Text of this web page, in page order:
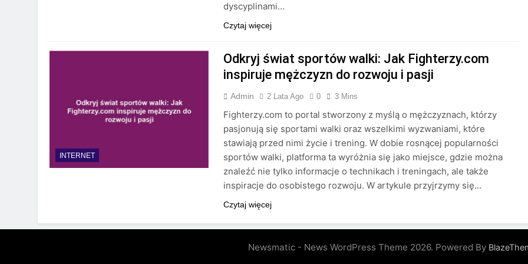
dyscyplinami…
Czytaj więcej
INTERNET
Odkryj świat sportów walki: Jak Fighterzy.com
inspiruje mężczyzn do rozwoju i pasji
Admin 2 Lata Ago 0 3 Mins
Fighterzy.com to portal stworzony z myślą o mężczyznach, którzy
pasjonują się sportami walki oraz wszelkimi wyzwaniami, które
stawiają przed nimi życie i trening. W dobie rosnącej popularności
sportów walki, platforma ta wyróżnia się jako miejsce, gdzie można
znaleźć nie tylko informacje o technikach i treningach, ale także
inspiracje do osobistego rozwoju. W artykule przyjrzymy się…
Czytaj więcej
Newsmatic - News WordPress Theme 2026. Powered By